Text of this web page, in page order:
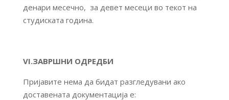
денари месечно, за девет месеци во текот на
студиската година.
VI.ЗАВРШНИ ОДРЕДБИ
Пријавите нема да бидат разгледувани ако
доставената документација е: